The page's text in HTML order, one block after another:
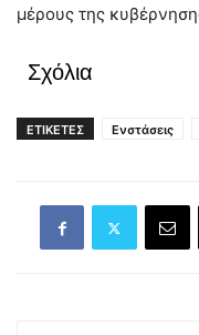
μέρους της
Σχόλια
ΕΤΙΚΕΤΕΣ Ενστάσεις